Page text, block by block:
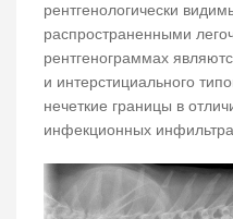
рентгенологически
распространенными
рентгенограммах
и интерстициального
нечеткие границы в
инфекционных